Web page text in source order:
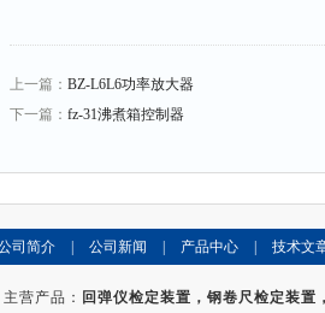
上一篇： BZ-L6L6功率放大器
下一篇： fz-31沸煮箱控制器
司简介 公司新闻 产品中心 技术文
主营产品： 回弹仪检定装置，钢卷尺检定装置